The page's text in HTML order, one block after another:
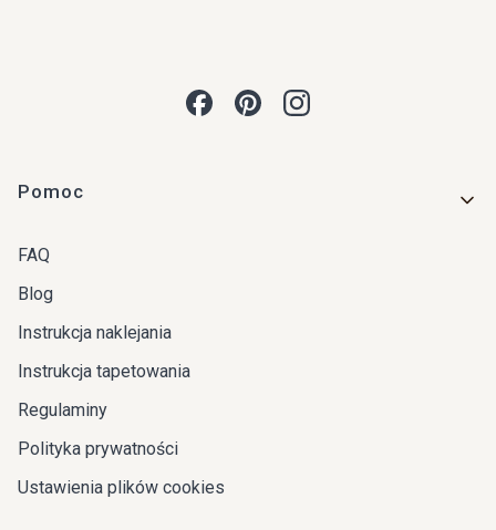
Linki w stopce
Pomoc
FAQ
Blog
Instrukcja naklejania
Instrukcja tapetowania
Regulaminy
Polityka prywatności
Ustawienia plików cookies